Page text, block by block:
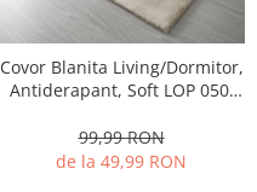
Covor Blanita Living/Dormitor,
Antiderapant, Soft LOP 050,
99,99 RON
de la 49,99 RON